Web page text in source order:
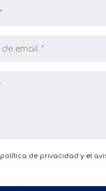
política de privacidad y el